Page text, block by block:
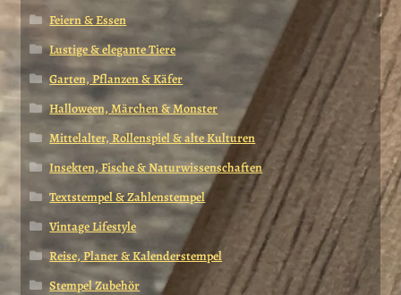
Feiern & Essen
Lustige & elegante Tiere
Garten, Pflanzen & Käfer
Halloween, Märchen & Monster
Mittelalter, Rollenspiel & alte Kulturen
Insekten, Fische & Naturwissenschaften
Textstempel & Zahlenstempel
Vintage Lifestyle
Reise, Planer & Kalenderstempel
Stempel Zubehör